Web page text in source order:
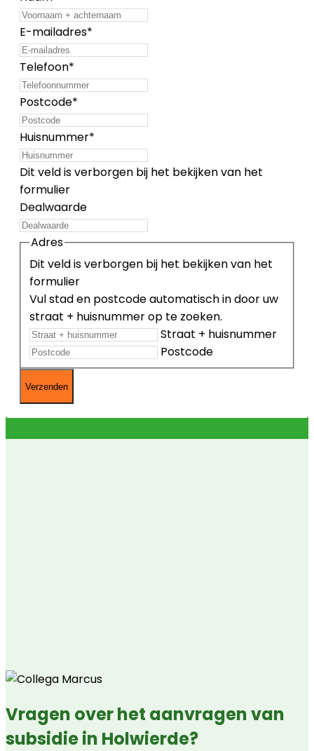
E-mailadres*
Telefoon*
Postcode*
Huisnummer*
Dit veld is verborgen bij het bekijken van het
formulier
Dealwaarde
Dit veld is verborgen bij het bekijken van het
formulier
Adres
Vul stad en postcode automatisch in door uw
straat + huisnummer op te zoeken.
Straat + huisnummer
Postcode
Vragen over het aanvragen van
subsidie in Holwierde?